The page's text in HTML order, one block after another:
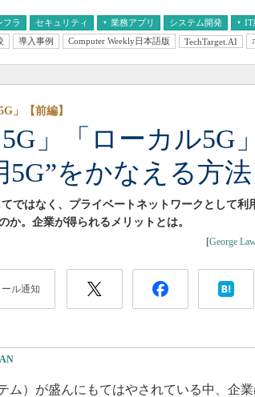
フラ セキュリティ 業務アプリ
ズAI
システム開発 IT
経営とIT 医療IT
導入事例 Computer Weekly日本語版 TechTarget.AI
」「ローカル5G
をかなえる方法
」【前編】
ではなく、プライベートネットワークとして利
か。企業が得られるメリットとは。
[George
ール通知
）が盛んにもてはやされている中、企